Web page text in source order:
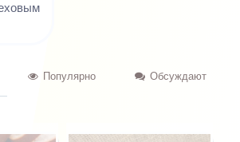
Популярно Обсуждают